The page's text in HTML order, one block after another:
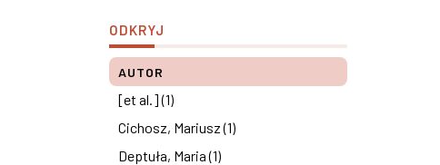
ODKRYJ
AUTOR
[et al.] (1)
Cichosz, Mariusz (1)
Deptuła, Maria (1)